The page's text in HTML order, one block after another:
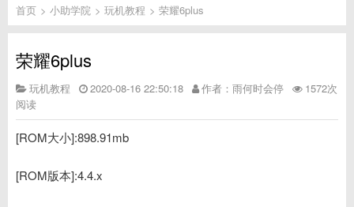
首页 > 小助学院 > 玩机教程 > 荣耀6plus
荣耀6plus
玩机教程 2020-08-16 22:50:18 作者：雨何时会停
1572次
阅读
[ROM大小]:898.91mb
[ROM版本]:4.4.x